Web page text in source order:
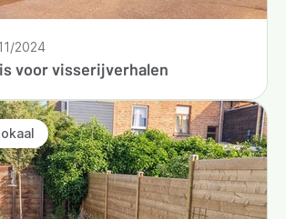
voor visserijverhalen
2024